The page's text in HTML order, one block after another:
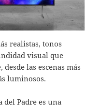
realistas, tonos
visual que
las escenas más
luminosos.
del Padre es una